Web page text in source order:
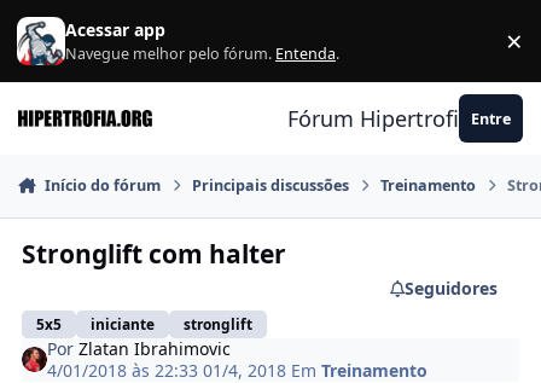
Ir para conteúdo
Acessar app
Navegue melhor pelo fórum. Entenda. ×
Fórum Hipertrofia.org
Entre
Início do fórum Principais discussões Treinamento
Stronglift com halter
5x5 iniciante stronglift
Seguidores
PorZlatan Ibrahimovic
4/01/2018 às 22:3301/4, 2018 EmTreinamento